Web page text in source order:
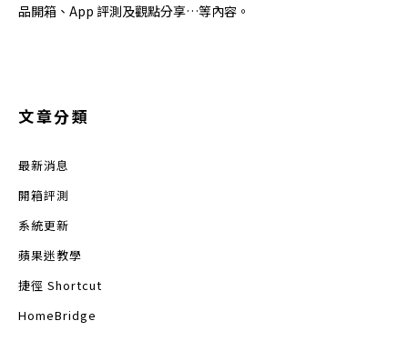
品開箱、App 評測及觀點分享…等內容。
文章分類
最新消息
開箱評測
系統更新
蘋果迷教學
捷徑 Shortcut
HomeBridge